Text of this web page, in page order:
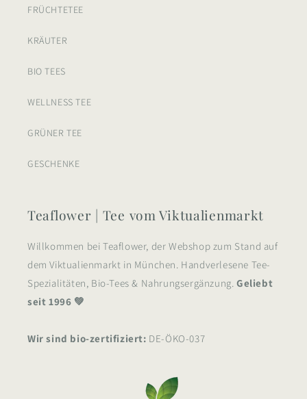
FRÜCHTETEE
KRÄUTER
BIO TEES
WELLNESS TEE
GRÜNER TEE
GESCHENKE
Teaflower | Tee vom Viktualienmarkt
Willkommen bei Teaflower, der Webshop zum Stand auf
dem Viktualienmarkt in München. Handverlesene Tee-
Spezialitäten, Bio-Tees & Nahrungsergänzung.Geliebt
seit 1996 💚
Wir sind bio-zertifiziert: DE-ÖKO-037